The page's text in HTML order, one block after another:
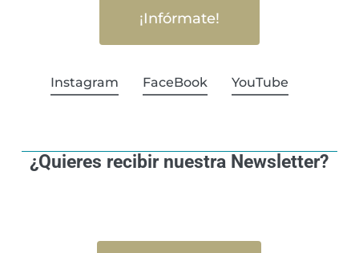
¡Infórmate!
Instagram FaceBook YouTube
¿Quieres recibir nuestra Newsletter?